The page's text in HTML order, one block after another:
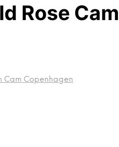
Cam Copenhagen